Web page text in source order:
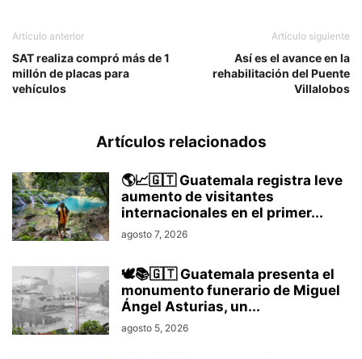
Artículo anterior
SAT realiza compró más de 1
millón de placas para
vehículos
Artículo siguiente
Así es el avance en la
rehabilitación del Puente
Villalobos
Artículos relacionados
🌎📈🇬🇹 Guatemala registra leve
aumento de visitantes
internacionales en el primer...
agosto 7, 2026
🕊️📚🇬🇹 Guatemala presenta el
monumento funerario de Miguel
Ángel Asturias, un...
agosto 5, 2026